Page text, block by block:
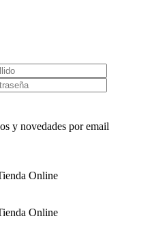
y novedades por email